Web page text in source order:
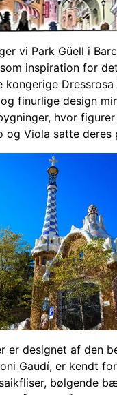
vi Park Güell i
inspiration for
Dressrosa
finurlige design
hvor
og Viola satte deres
er designet af den
Gaudí, er kendt
bølgende